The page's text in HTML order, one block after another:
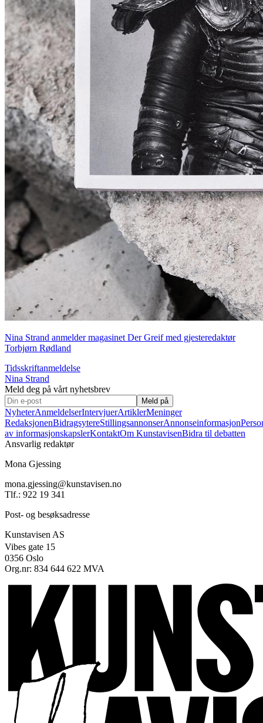
Nina Strand anmelder magasinet Der Greif med gjesteredaktør
Torbjørn Rødland
Tidsskriftanmeldelse
Nina Strand
Meld deg på vårt nyhetsbrev
Meld på
NyheterAnmeldelserIntervjuerArtiklerMeninger
RedaksjonenBidragsytereStillingsannonserAnnonseinformasjon
av informasjonskapslerKontaktOm KunstavisenBidra til debatten
Ansvarlig redaktør
Mona Gjessing
mona.gjessing@kunstavisen.no
Tlf.: 922 19 341
Post- og besøksadresse
Kunstavisen AS
Vibes gate 15
0356 Oslo
Org.nr: 834 644 622 MVA